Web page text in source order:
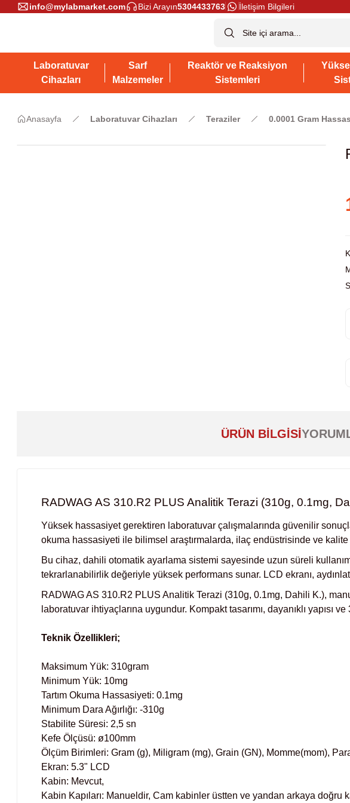
info@mylabmarket.com Bizi Arayın5304433763 İletişim Bilgileri
Laboratuvar
Cihazları
Sarf
Malzemeler
Reaktör ve Reaksiyon
Sistemleri
Anasayfa Laboratuvar Cihazları Teraziler 0.0001 Gram
ÜRÜN BILGISI
RADWAG AS 310.R2 PLUS Analitik Terazi (310g, 0.1mg,
Yüksek hassasiyet gerektiren laboratuvar çalışmalarında güvenilir
okuma hassasiyeti ile bilimsel araştırmalarda, ilaç endüstrisinde ve
Bu cihaz, dahili otomatik ayarlama sistemi sayesinde uzun süreli
tekrarlanabilirlik değeriyle yüksek performans sunar. LCD ekranı,
RADWAG AS 310.R2 PLUS Analitik Terazi (310g, 0.1mg, Dahili K.),
laboratuvar ihtiyaçlarına uygundur. Kompakt tasarımı, dayanıklı
Teknik Özellikleri;
Maksimum Yük: 310gram
Minimum Yük: 10mg
Tartım Okuma Hassasiyeti: 0.1mg
Minimum Dara Ağırlığı: -310g
Stabilite Süresi: 2,5 sn
Kefe Ölçüsü: ø100mm
Ölçüm Birimleri: Gram (g), Miligram (mg), Grain (GN), Momme(mom),
Ekran: 5.3" LCD
Kabin: Mevcut,
Kabin Kapıları: Manueldir, Cam kabinler üstten ve yandan arkaya doğru